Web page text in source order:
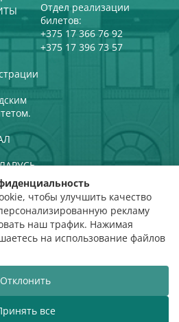
Отдел реализации
билетов:
+375 17 366 76 92
+375 17 396 73 57
Разработка сайтаВТОП3
чтобы улучшить качество
рекламу
наш трафик. Нажимая
на использование файлов
Отклонить
все